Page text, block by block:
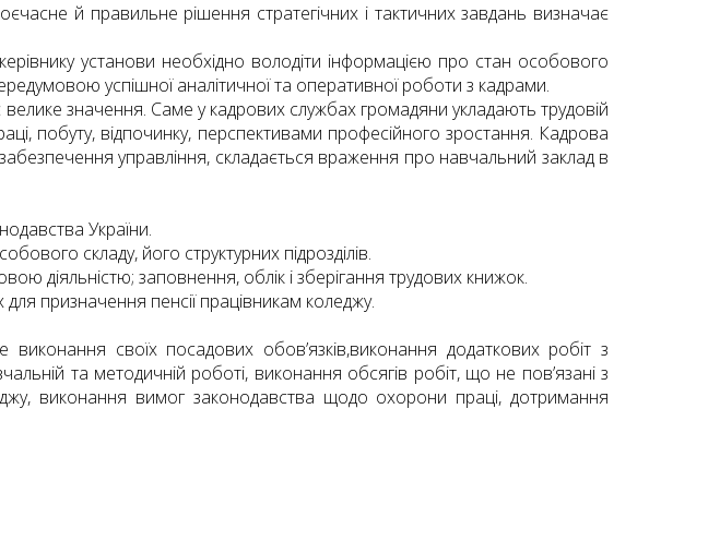
й правильне рішення стратегічних і тактичних завдань визначає
установи необхідно володіти інформацією про стан особового
успішної аналітичної та оперативної роботи з кадрами.
значення. Саме у кадрових службах громадяни укладають трудовій
побуту, відпочинку, перспективами професійного зростання. Кадрова
управління, складається враження про навчальний заклад в
України.
складу, його структурних підрозділів.
діяльністю; заповнення, облік і зберігання трудових книжок.
призначення пенсії працівникам коледжу.
своїх посадових обов’язків,виконання додаткових робіт з
та методичній роботі, виконання обсягів робіт, що не пов’язані з
виконання вимог законодавства щодо охорони праці, дотримання